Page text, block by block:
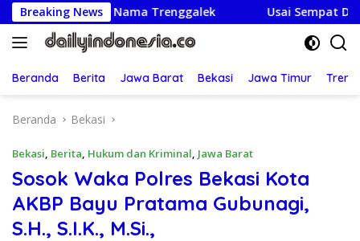
Langsung
ke
konten
Breaking News
Nama Trenggalek Usai Sempat Dikabarkan
Beranda Berita Jawa Barat Bekasi Jawa Timur
Beranda Bekasi
Bekasi, Berita, Hukum dan Kriminal, Jawa Barat
Sosok Waka Polres Bekasi Kota
AKBP Bayu Pratama Gubunagi,
S.H., S.I.K., M.Si.,